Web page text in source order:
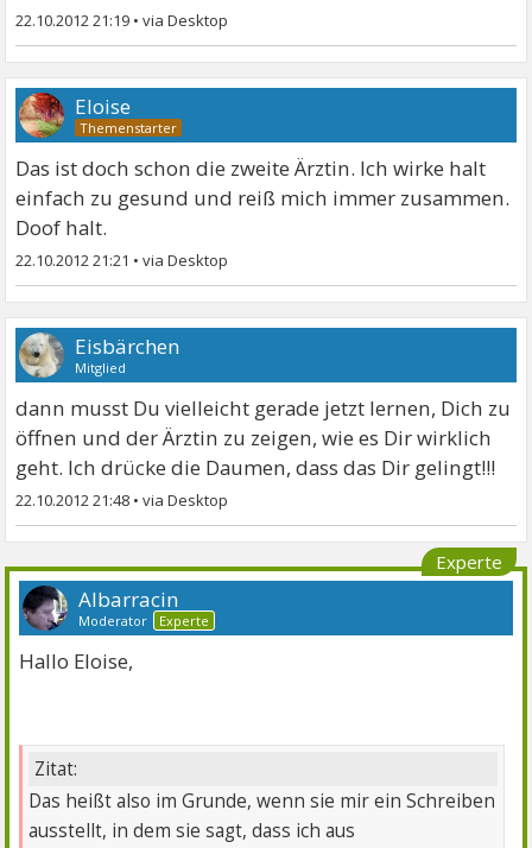
22.10.2012 21:19 •
Eloise
Das ist doch schon die zweite Ärztin. Ich wirke halt
einfach zu gesund und reiß mich immer zusammen.
Doof halt.
22.10.2012 21:21 •
Eisbärchen
Mitglied
dann musst Du vielleicht gerade jetzt lernen, Dich zu
öffnen und der Ärztin zu zeigen, wie es Dir wirklich
geht. Ich drücke die Daumen, dass das Dir gelingt!!!
22.10.2012 21:48 •
Experte
Albarracin
Moderator Experte
Hallo Eloise,
Zitat:
Das heißt also im Grunde, wenn sie mir ein Schreiben
ausstellt, in dem sie sagt, dass ich aus